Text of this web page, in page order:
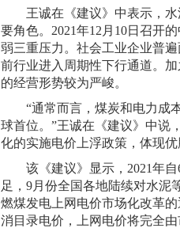
王诚在《建议》中表示，
要角色。2021年12月10日召开
弱三重压力。社会工业企业普
前行业进入周期性下行通道。
的经营形势较为严峻。
“通常而言，煤炭和电力成
球首位。”王诚在《建议》中说
化的实施电价上浮政策，体现
该《建议》显示，2021年
足，9月份全国各地陆续对水泥
燃煤发电上网电价市场化改革
消目录电价，上网电价将完全